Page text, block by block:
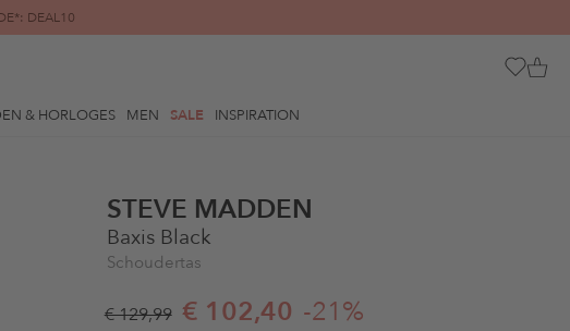
DEAL10
& HORLOGES MEN SALE INSPIRATION
STEVE MADDEN
Baxis Black
Schoudertas
€ 129,99 € 102,40 -21%